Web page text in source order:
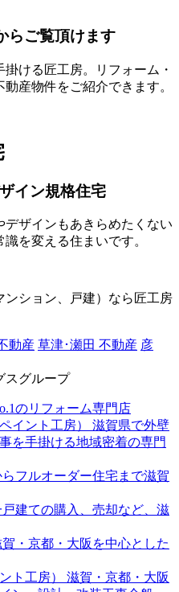
らご覧頂けます
ける匠工房。リフォーム・
産物件をご紹介できます。
イン規格住宅
ザインもあきらめたくない
を変える住まいです。
ション、戸建）なら匠工房
動産 草津･瀬田 不動産 彦
スグループ
のリフォーム専門店
イント工房）
滋賀県で外壁
を手掛ける地域密着の専門
フルオーダー住宅まで滋賀
建ての購入、売却など、滋
賀・京都・大阪を中心とした
ト工房）
滋賀・京都・大阪